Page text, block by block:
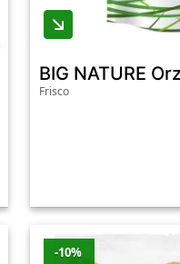
BIG NATURE
Frisco
-10%